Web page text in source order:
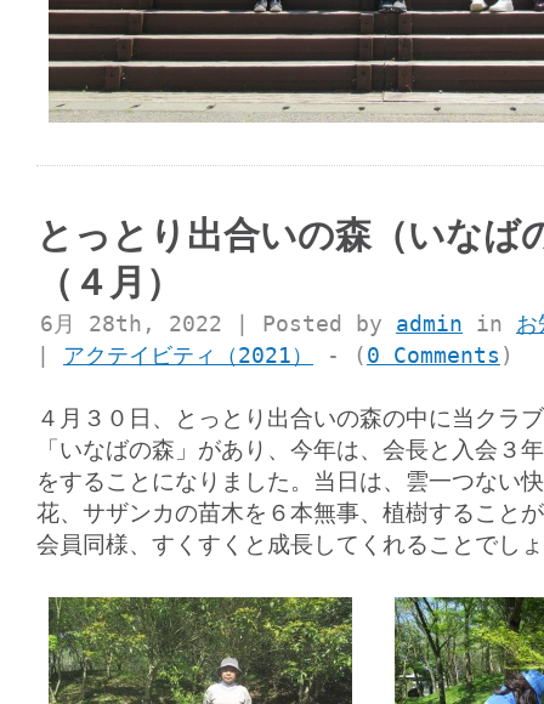
とっとり出合いの森（いなば
（４月）
6月 28th, 2022 | Posted by admin in お
アクテイビティ（2021） - (0 Comments )
４月３０日、とっとり出合いの森の中に当クラ
「いなばの森」があり、今年は、会長と入会３
をすることになりました。当日は、雲一つない
花、サザンカの苗木を６本無事、植樹すること
会員同様、すくすくと成長してくれることでし